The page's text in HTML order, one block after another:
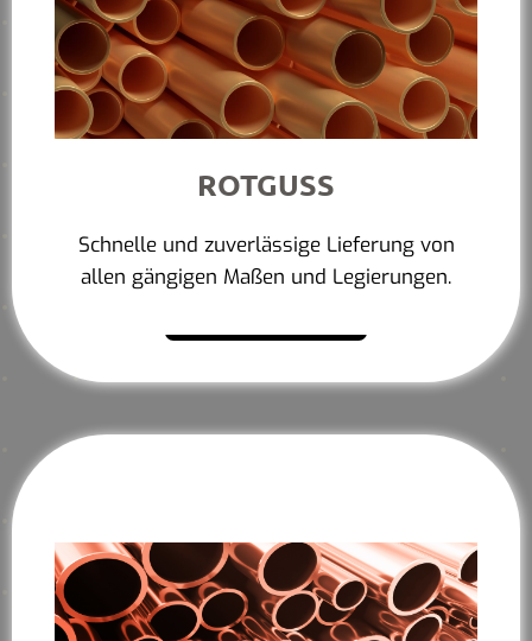
ROTGUSS
Schnelle und zuverlässige Lieferung von
allen gängigen Maßen und Legierungen.